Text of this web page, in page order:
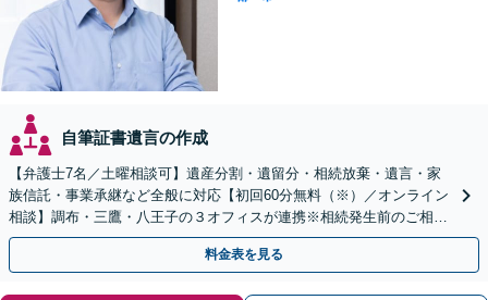
自筆証書遺言の作成
【弁護士7名／土曜相談可】遺産分割・遺留分・相続放棄・遺言・家
族信託・事業承継など全般に対応【初回60分無料（※）／オンライン
相談】調布・三鷹・八王子の３オフィスが連携※相続発生前のご相談
など有料相談になるものもございます
料金表を見る